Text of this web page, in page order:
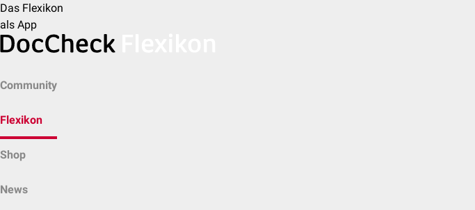
Das Flexikon
als App
Community
Flexikon
Shop
News